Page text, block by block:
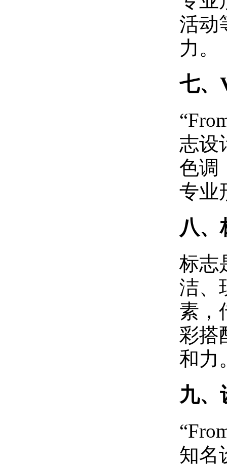
活动
力。
七、
志设
色调
专业
八、
标志
洁、
素，
彩搭
和力
九、
知名